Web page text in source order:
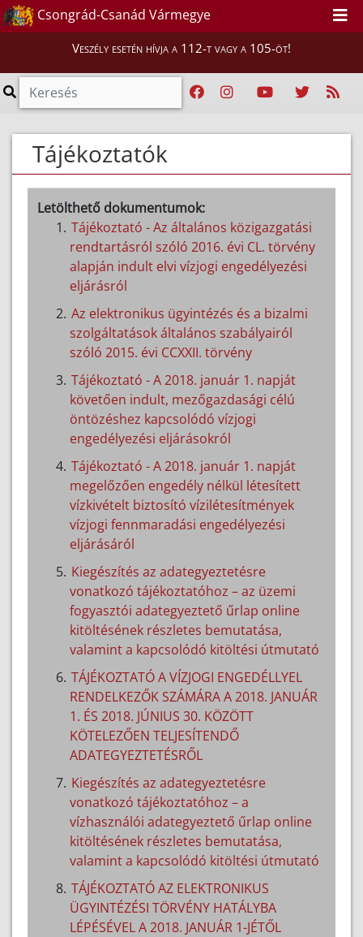
Csongrád-Csanád Vármegye
Veszély esetén hívja a 112-t vagy a 105-öt!
Tájékoztatók
Letölthető dokumentumok:
Tájékoztató - Az általános közigazgatási
rendtartásról szóló 2016. évi CL. törvény
alapján indult elvi vízjogi engedélyezési
eljárásról
Az elektronikus ügyintézés és a bizalmi
szolgáltatások általános szabályairól
szóló 2015. évi CCXXII. törvény
Tájékoztató - A 2018. január 1. napját
követően indult, mezőgazdasági célú
öntözéshez kapcsolódó vízjogi
engedélyezési eljárásokról
Tájékoztató - A 2018. január 1. napját
megelőzően engedély nélkül létesített
vízkivételt biztosító vízilétesítmények
vízjogi fennmaradási engedélyezési
eljárásáról
Kiegészítés az adategyeztetésre
vonatkozó tájékoztatóhoz – az üzemi
fogyasztói adategyeztető űrlap online
kitöltésének részletes bemutatása,
valamint a kapcsolódó kitöltési útmutató
TÁJÉKOZTATÓ A VÍZJOGI ENGEDÉLLYEL
RENDELKEZŐK SZÁMÁRA A 2018. JANUÁR
1. ÉS 2018. JÚNIUS 30. KÖZÖTT
KÖTELEZŐEN TELJESÍTENDŐ
ADATEGYEZTETÉSRŐL
Kiegészítés az adategyeztetésre
vonatkozó tájékoztatóhoz – a
vízhasználói adategyeztető űrlap online
kitöltésének részletes bemutatása,
valamint a kapcsolódó kitöltési útmutató
TÁJÉKOZTATÓ AZ ELEKTRONIKUS
ÜGYINTÉZÉSI TÖRVÉNY HATÁLYBA
LÉPÉSÉVEL A 2018. JANUÁR 1-JÉTŐL